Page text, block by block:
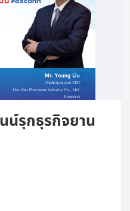
รุกธุรกิจยาน